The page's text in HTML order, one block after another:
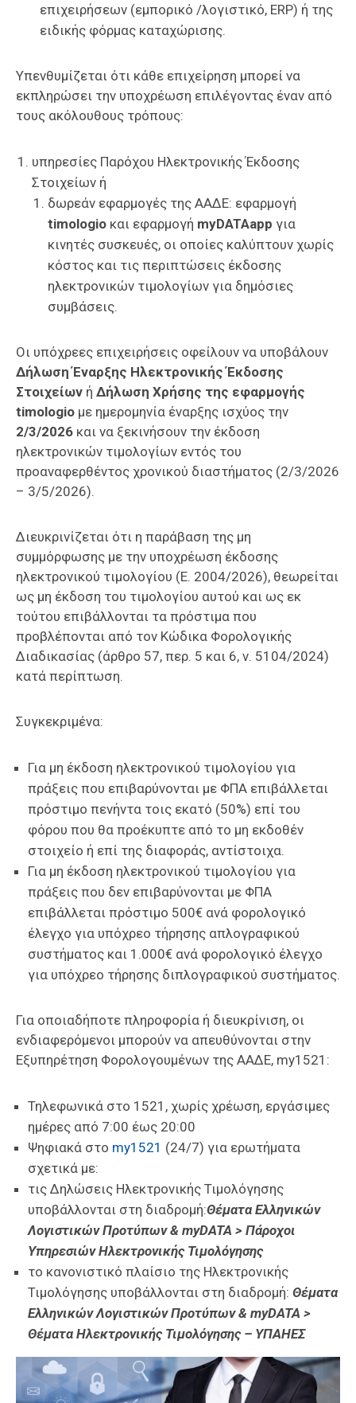
επιχειρήσεων (εμπορικό /λογιστικό, ERP) ή της
ειδικής φόρμας καταχώρισης.
Υπενθυμίζεται ότι κάθε επιχείρηση μπορεί να
εκπληρώσει την υποχρέωση επιλέγοντας έναν από
τους ακόλουθους τρόπους:
υπηρεσίες Παρόχου Ηλεκτρονικής Έκδοσης
Στοιχείων ή
δωρεάν εφαρμογές της ΑΑΔΕ: εφαρμογή
timologio και εφαρμογή myDATAapp για
κινητές συσκευές, οι οποίες καλύπτουν χωρίς
κόστος και τις περιπτώσεις έκδοσης
ηλεκτρονικών τιμολογίων για δημόσιες
συμβάσεις.
Οι υπόχρεες επιχειρήσεις οφείλουν να υποβάλουν
Δήλωση Έναρξης Ηλεκτρονικής Έκδοσης
Στοιχείων ή Δήλωση Χρήσης της εφαρμογής
timologio με ημερομηνία έναρξης ισχύος την
2/3/2026 και να ξεκινήσουν την έκδοση
ηλεκτρονικών τιμολογίων εντός του
προαναφερθέντος χρονικού διαστήματος (2/3/2026
– 3/5/2026).
Διευκρινίζεται ότι η παράβαση της μη
συμμόρφωσης με την υποχρέωση έκδοσης
ηλεκτρονικού τιμολογίου (Ε. 2004/2026), θεωρείται
ως μη έκδοση του τιμολογίου αυτού και ως εκ
τούτου επιβάλλονται τα πρόστιμα που
προβλέπονται από τον Κώδικα Φορολογικής
Διαδικασίας (άρθρο 57, περ. 5 και 6, ν. 5104/2024)
κατά περίπτωση.
Συγκεκριμένα:
Για μη έκδοση ηλεκτρονικού τιμολογίου για
πράξεις που επιβαρύνονται με ΦΠΑ επιβάλλεται
πρόστιμο πενήντα τοις εκατό (50%) επί του
φόρου που θα προέκυπτε από το μη εκδοθέν
στοιχείο ή επί της διαφοράς, αντίστοιχα.
Για μη έκδοση ηλεκτρονικού τιμολογίου για
πράξεις που δεν επιβαρύνονται με ΦΠΑ
επιβάλλεται πρόστιμο 500€ ανά φορολογικό
έλεγχο για υπόχρεο τήρησης απλογραφικού
συστήματος και 1.000€ ανά φορολογικό έλεγχο
για υπόχρεο τήρησης διπλογραφικού συστήματος.
Για οποιαδήποτε πληροφορία ή διευκρίνιση, οι
ενδιαφερόμενοι μπορούν να απευθύνονται στην
Εξυπηρέτηση Φορολογουμένων της ΑΑΔΕ, my1521:
Τηλεφωνικά στο 1521, χωρίς χρέωση, εργάσιμες
ημέρες από 7:00 έως 20:00
Ψηφιακά στο my1521 (24/7) για ερωτήματα
σχετικά με:
τις Δηλώσεις Ηλεκτρονικής Τιμολόγησης
υποβάλλονται στη διαδρομή:Θέματα Ελληνικών
Λογιστικών Προτύπων & myDATA > Πάροχοι
Υπηρεσιών Ηλεκτρονικής Τιμολόγησης
το κανονιστικό πλαίσιο της Ηλεκτρονικής
Τιμολόγησης υποβάλλονται στη διαδρομή: Θέματα
Ελληνικών Λογιστικών Προτύπων & myDATA >
Θέματα Ηλεκτρονικής Τιμολόγησης – ΥΠΑΗΕΣ